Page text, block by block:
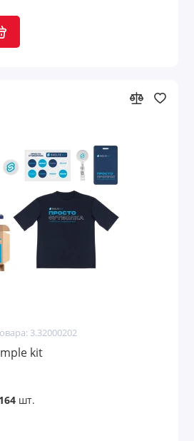
стулья
3.32000202
kit
164шт.